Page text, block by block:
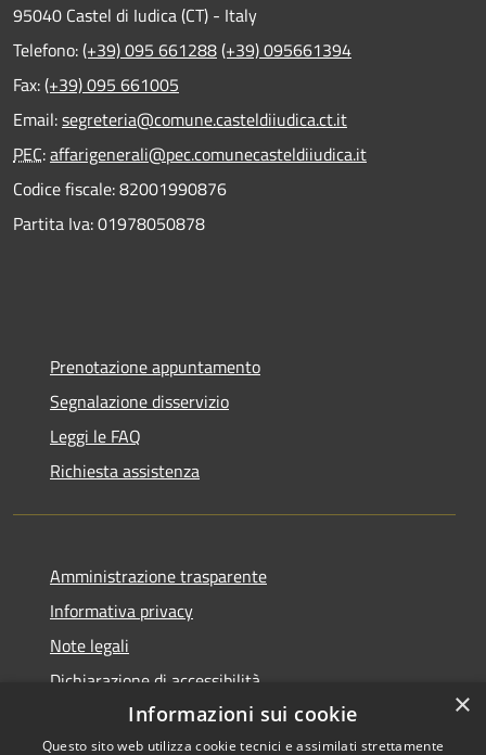
95040 Castel di Iudica (CT) - Italy
Telefono:(+39) 095 661288(+39) 095661394
Fax:(+39) 095 661005
Email:segreteria@comune.casteldiiudica.ct.it
PEC:affarigenerali@pec.comunecasteldiiudica.it
Codice fiscale: 82001990876
Partita Iva: 01978050878
Prenotazione appuntamento
Segnalazione disservizio
Leggi le FAQ
Richiesta assistenza
Amministrazione trasparente
Informativa privacy
Note legali
Dichiarazione di accessibilità
×
Informazioni sui cookie
Questo sito web utilizza cookie tecnici e assimilati strettamente